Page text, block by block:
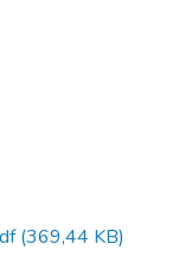
(369,44 KB)